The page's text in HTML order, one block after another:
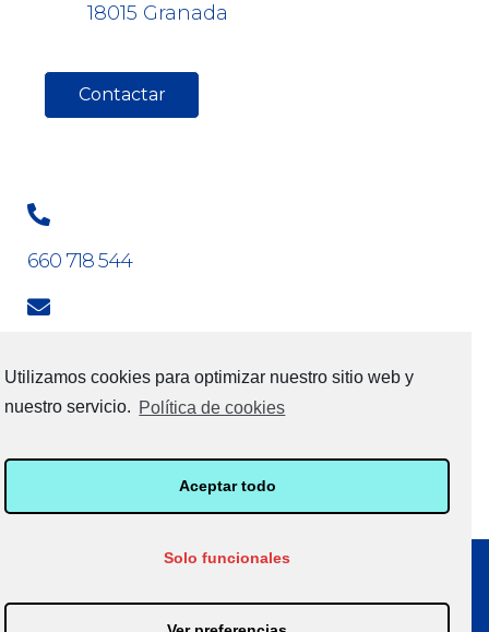
Utilizamos cookies para optimizar nuestro sitio web y
nuestro servicio. Política de cookies
Aceptar todo
Solo funcionales
18015 Granada
Contactar
660 718 544